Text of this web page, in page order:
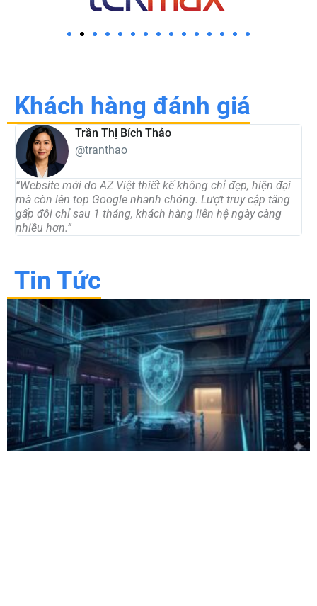
Khách hàng đánh giá
Trần Thị Bích Thảo
@tranthao
“Website mới do AZ Việt thiết kế không chỉ đẹp, hiện đại
mà còn lên top Google nhanh chóng. Lượt truy cập tăng
gấp đôi chỉ sau 1 tháng, khách hàng liên hệ ngày càng
nhiều hơn.”
Tin Tức